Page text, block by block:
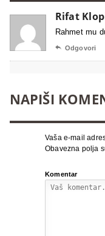
Rifat
Rahmet mu
 Odgovori
NAPIŠI
Vaša e-mail
Obavezna polja
Komentar